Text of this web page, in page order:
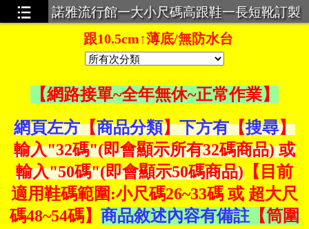
諾雅流行館一大小尺碼高跟鞋一長短靴訂製
一超大碼服飾一義乳一馬甲束身衣
跟10.5cm↑薄底/無防水台
【網路接單~全年無休~正常作業】
網頁左方【商品分類】下方有【搜尋】
輸入"32碼"(即會顯示所有32碼商品) 或
輸入"50碼"(即會顯示50碼商品) 【目前
適用鞋碼範圍:小尺碼26~33碼 或 超大尺
碼48~54碼】 商品敘述內容有備註 【筒圍